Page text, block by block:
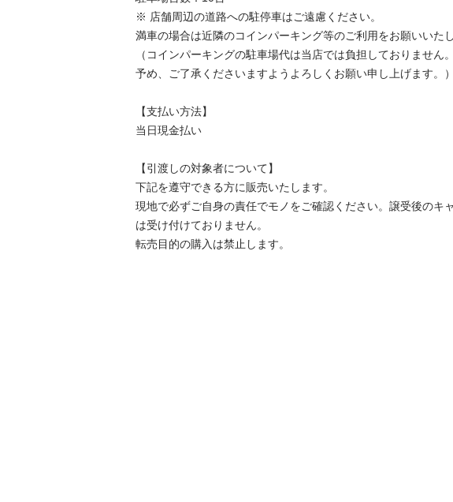
※ 店舗周辺の道路への駐停車はご遠慮ください。
満車の場合は近隣のコインパーキング等のご利用をお願いいたし
（コインパーキングの駐車場代は当店では負担しておりません。
予め、ご了承くださいますようよろしくお願い申し上げます。）
【⽀払い⽅法】
当日現金払い
【引渡しの対象者について】
下記を遵守できる⽅に販売いたします。
現地で必ずご⾃⾝の責任でモノをご確認ください。譲受後のキ
は受け付けておりません。
転売⽬的の購⼊は禁⽌します。